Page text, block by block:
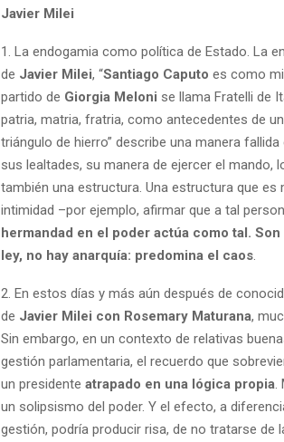
Javier Milei
1. La endogamia como política de Estado. La
de Javier Milei, “Santiago Caputo es como mi
partido de Giorgia Meloni se llama Fratelli de
patria, matria, fratria, como antecedentes de
triángulo de hierro” describe una manera
sus lealtades, su manera de ejercer el mando,
también una estructura. Una estructura que
intimidad –por ejemplo, afirmar que a tal
hermandad en el poder actúa como tal.
ley, no hay anarquía: predomina el caos
2. En estos días y más aún después de
de Javier Milei con Rosemary Maturana,
Sin embargo, en un contexto de relativas
gestión parlamentaria, el recuerdo que
un presidente atrapado en una lógica propia
un solipsismo del poder. Y el efecto, a
gestión, podría producir risa, de no tratarse de